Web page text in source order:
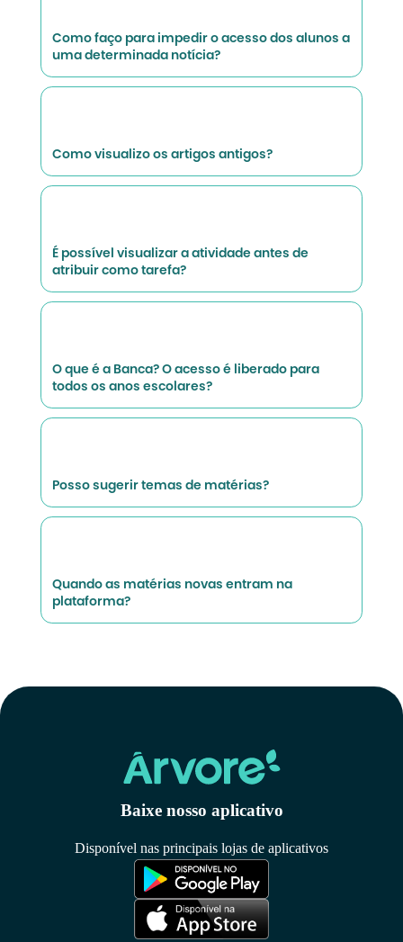
Como faço para impedir o acesso dos alunos a
uma determinada notícia?
Como visualizo os artigos antigos?
É possível visualizar a atividade antes de
atribuir como tarefa?
O que é a Banca? O acesso é liberado para
todos os anos escolares?
Posso sugerir temas de matérias?
Quando as matérias novas entram na
plataforma?
Baixe nosso aplicativo
Disponível nas principais lojas de aplicativos